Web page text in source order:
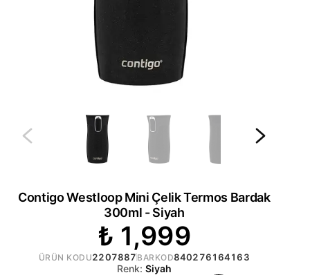
Contigo Westloop Mini Çelik Termos Bardak
300ml - Siyah
₺ 1,999
ÜRÜN KODU2207887 BARKOD840276164163
Renk: Siyah